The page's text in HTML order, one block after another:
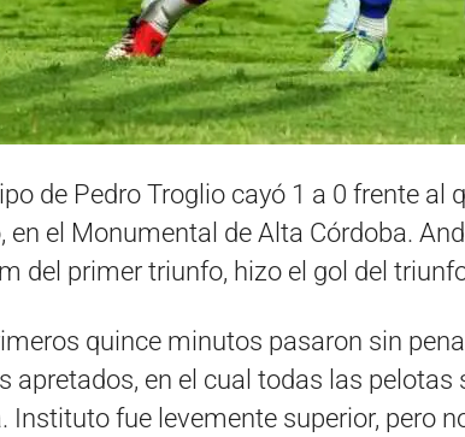
de Pedro Troglio cayó 1 a 0 frente al
en el Monumental de Alta Córdoba.
del primer triunfo, hizo el gol del
quince minutos pasaron sin
apretados, en el cual todas las
Instituto fue levemente superior, pero